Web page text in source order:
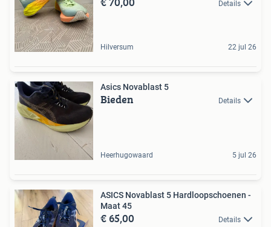
Details
Hilversum 22 jul 26
Asics Novablast 5
Bieden Details
Heerhugowaard 5 jul 26
ASICS Novablast 5 Hardloopschoenen -
Maat 45
€ 65,00 Details